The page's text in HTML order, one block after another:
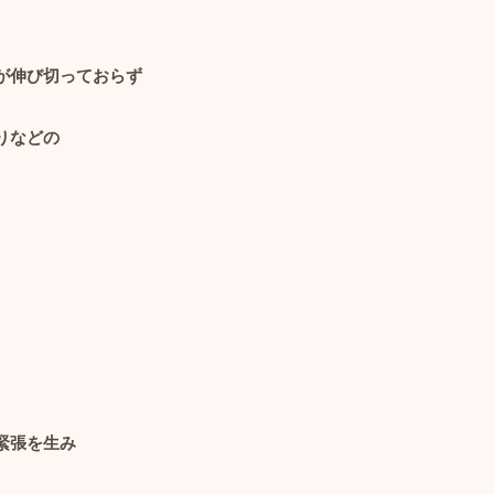
伸び切っておらず
などの
張を生み